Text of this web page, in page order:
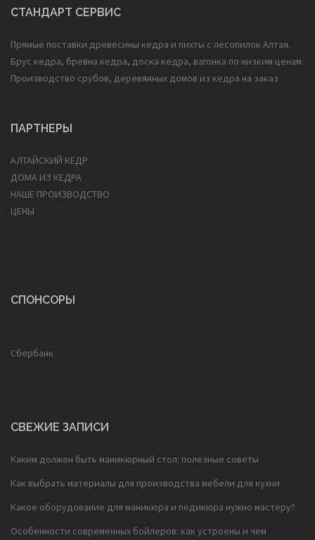
СТАНДАРТ СЕРВИС
Прямые поставки древесины кедра и пихты с лесопилок Алтая.
Брус кедра, бревна кедра, доска кедра, вагонка по низким ценам.
Производство срубов, деревянных домов из кедра на заказ
ПАРТНЕРЫ
АЛТАЙСКИЙ КЕДР
ДОМА ИЗ КЕДРА
НАШЕ ПРОИЗВОДСТВО
ЦЕНЫ
СПОНСОРЫ
Сбербанк
СВЕЖИЕ ЗАПИСИ
Каким должен быть маникюрный стол: полезные советы
Как выбрать материалы для производства мебели для кухни
Какое оборудование для маникюра и педикюра нужно мастеру?
Особенности современных бойлеров: как устроены и чем